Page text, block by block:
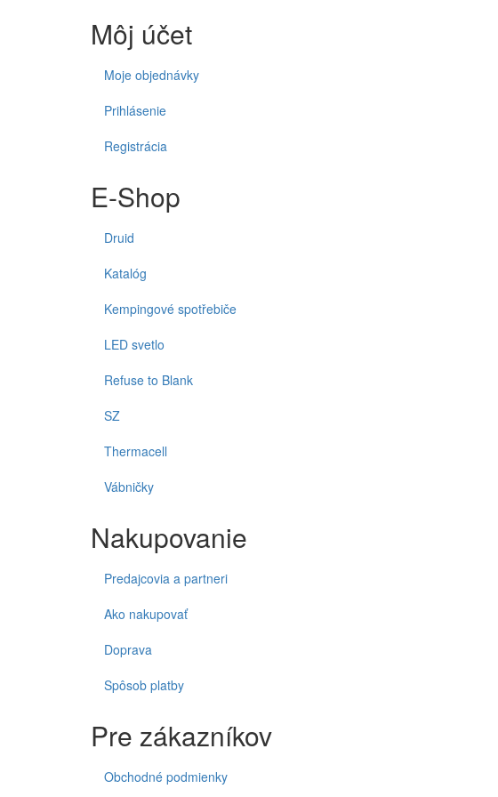
Môj účet
Moje objednávky
Prihlásenie
Registrácia
E-Shop
Druid
Katalóg
Kempingové spotřebiče
LED svetlo
Refuse to Blank
SZ
Thermacell
Vábničky
Nakupovanie
Predajcovia a partneri
Ako nakupovať
Doprava
Spôsob platby
Pre zákazníkov
Obchodné podmienky